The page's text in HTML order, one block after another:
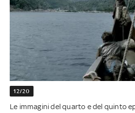
12/20
Le immagini del quarto e del quinto